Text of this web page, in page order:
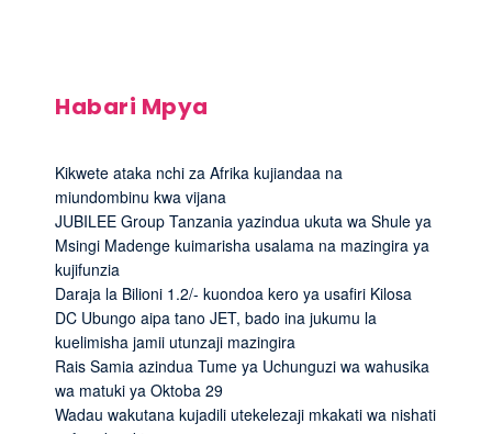
Habari Mpya
Kikwete ataka nchi za Afrika kujiandaa na
miundombinu kwa vijana
JUBILEE Group Tanzania yazindua ukuta wa Shule ya
Msingi Madenge kuimarisha usalama na mazingira ya
kujifunzia
Daraja la Bilioni 1.2/- kuondoa kero ya usafiri Kilosa
DC Ubungo aipa tano JET, bado ina jukumu la
kuelimisha jamii utunzaji mazingira
Rais Samia azindua Tume ya Uchunguzi wa wahusika
wa matuki ya Oktoba 29
Wadau wakutana kujadili utekelezaji mkakati wa nishati